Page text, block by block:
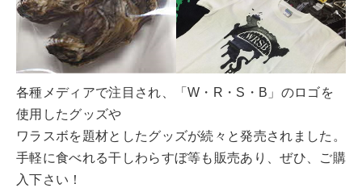
各種メディアで注目され、「W・R・S・B」のロゴを
使用したグッズや
ワラスボを題材としたグッズが続々と発売されました。
手軽に食べれる干しわらすぼ等も販売あり、ぜひ、ご購
入下さい！